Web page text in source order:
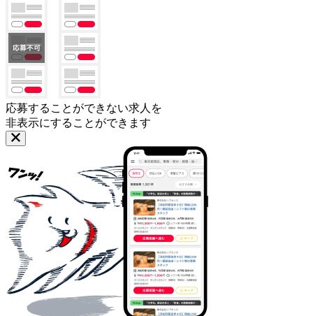
応募することができない求人を
非表示にすることができます